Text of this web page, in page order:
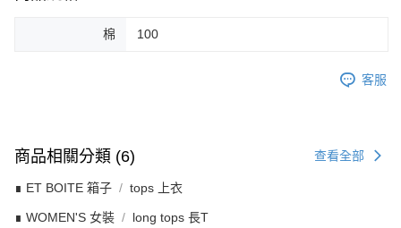
棉 100
客服
商品相關分類 (6) 查看全部
∎ ET BOITE 箱子 tops 上衣
∎ WOMEN'S 女裝 long tops 長T